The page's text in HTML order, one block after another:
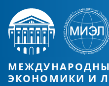
ЭКОНОМИКИ И